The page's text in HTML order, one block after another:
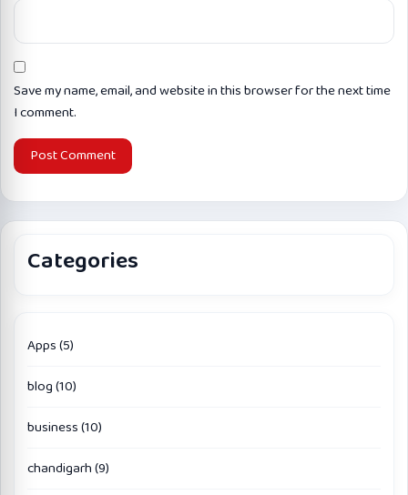
Save my name, email, and website in this browser for the next time
I comment.
Categories
Apps(5)
blog(10)
business(10)
chandigarh(9)